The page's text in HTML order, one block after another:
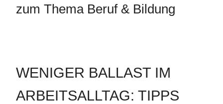
zum Thema Beruf & Bildung
WENIGER BALLAST IM
ARBEITSALLTAG: TIPPS